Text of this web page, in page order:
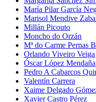
María Pilar García
Marisol Mendive
Millán Picouto
Moncho do Orzán
Mª do Carme Pernas
Orlando Viveiro Veiga
Óscar López Mendaña
Pedro A Cabarcos
Valentín Carrera
Xaime Delgado
Xavier Castro Pérez